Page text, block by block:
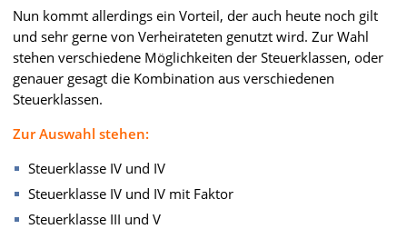
Nun kommt allerdings ein Vorteil, der auch heute noch gilt
und sehr gerne von Verheirateten genutzt wird. Zur Wahl
stehen verschiedene Möglichkeiten der Steuerklassen, oder
genauer gesagt die Kombination aus verschiedenen
Steuerklassen.
Zur Auswahl stehen:
Steuerklasse IV und IV
Steuerklasse IV und IV mit Faktor
Steuerklasse III und V